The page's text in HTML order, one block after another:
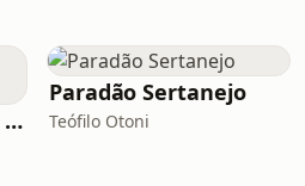
Rádio Studio Souto - Sertaneja
Paradão Sertanejo
Teófilo Otoni